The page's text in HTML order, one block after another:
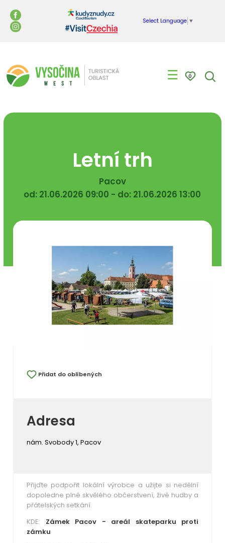
Select Language ▼
☰ 0
Letní trh
Pacov
od: 21.06.2026 09:00 - do: 21.06.2026 13:00
Přidat do oblíbených
Adresa
nám. Svobody 1, Pacov
Přijďte podpořit lokální výrobce a užijte si nedělní
dopoledne plné skvělého občerstvení, živé hudby a
přátelských setkání.
KDE: Zámek Pacov - areál skateparku proti
zámku